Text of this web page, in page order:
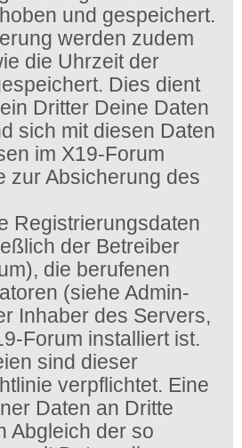
und gespeichert.
werden zudem
die Uhrzeit der
Dies dient
Dritter Deine Daten
sich mit diesen Daten
im X19-Forum
zur Absicherung des
Registrierungsdaten
der Betreiber
die berufenen
(siehe Admin-
Inhaber des Servers,
Forum installiert ist.
sind dieser
verpflichtet. Eine
Daten an Dritte
Abgleich der so